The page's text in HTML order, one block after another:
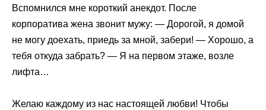
Вспомнился мне короткий анекдот. После
корпоратива жена звонит мужу: — Дорогой, я домой
не могу доехать, приедь за мной, забери! — Хорошо, а
тебя откуда забрать? — Я на первом этаже, возле
лифта…
Желаю каждому из нас настоящей любви! Чтобы